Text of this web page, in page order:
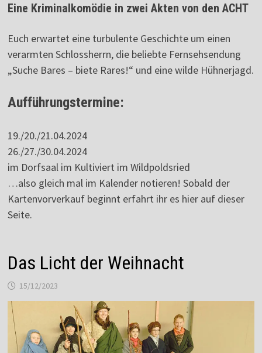
Eine Kriminalkomödie in zwei Akten von den ACHT
Euch erwartet eine turbulente Geschichte um einen
verarmten Schlossherrn, die beliebte Fernsehsendung
„Suche Bares – biete Rares!“ und eine wilde Hühnerjagd.
Aufführungstermine:
19./20./21.04.2024
26./27./30.04.2024
im Dorfsaal im Kultiviert im Wildpoldsried
…also gleich mal im Kalender notieren! Sobald der
Kartenvorverkauf beginnt erfahrt ihr es hier auf dieser
Seite.
Das Licht der Weihnacht
15/12/2023